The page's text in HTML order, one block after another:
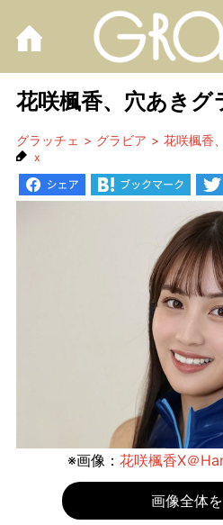
花咲楓香、穴あきグ
グラッチェ グラビア 花咲楓香
x
※画像： 花咲楓香X＠
画像全体